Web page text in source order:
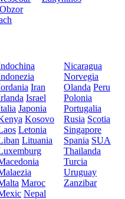
Obzor
Iran
Israel
Japonia
Kosovo
Letonia
Lituania
Maroc
Nepal
Nicaragua
Norvegia
Olanda Peru
Polonia
Portugalia
Rusia Scotia
Singapore
Spania SUA
Thailanda
Turcia
Uruguay
Zanzibar